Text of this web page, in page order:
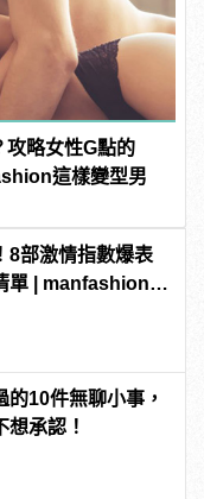
攻略女性G點的
這樣變型男
8部激情指數爆表
單 | manfashion這
10件無聊小事，
想承認！